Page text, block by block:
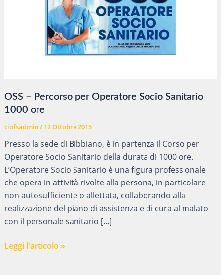
OSS – Percorso per Operatore Socio Sanitario
1000 ore
ciofsadmin/ 12 Ottobre 2015
Presso la sede di Bibbiano, è in partenza il Corso per
Operatore Socio Sanitario della durata di 1000 ore.
L’Operatore Socio Sanitario è una figura professionale
che opera in attività rivolte alla persona, in particolare
non autosufficiente o allettata, collaborando alla
realizzazione del piano di assistenza e di cura al malato
con il personale sanitario […]
OSS
Leggi l'articolo »